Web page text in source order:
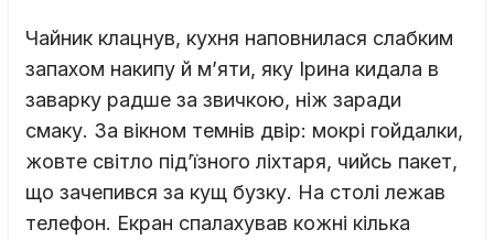
Чайник клацнув, кухня наповнилася слабким
запахом накипу й м’яти, яку Ірина кидала в
заварку радше за звичкою, ніж заради
смаку. За вікном темнів двір: мокрі гойдалки,
жовте світло під’їзного ліхтаря, чийсь пакет,
що зачепився за кущ бузку. На столі лежав
телефон. Екран спалахував кожні кілька